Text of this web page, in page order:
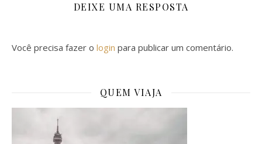
DEIXE UMA RESPOSTA
Você precisa fazer o login para publicar um comentário.
QUEM VIAJA